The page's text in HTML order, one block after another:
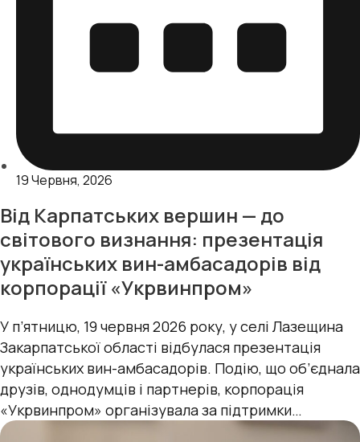
19 Червня, 2026
Від Карпатських вершин — до
світового визнання: презентація
українських вин-амбасадорів від
корпорації «Укрвинпром»
У п’ятницю, 19 червня 2026 року, у селі Лазещина
Закарпатської області відбулася презентація
українських вин-амбасадорів. Подію, що об’єднала
друзів, однодумців і партнерів, корпорація
«Укрвинпром» організувала за підтримки
Державного підприємства «Генеральна